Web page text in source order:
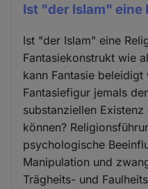
Ist "der Islam" eine
Ist "der Islam" eine
Fantasiekonstrukt wie
kann Fantasie beleidigt
Fantasiefigur jemals
substanziellen
können?
psychologische
Manipulation und
Trägheits- und